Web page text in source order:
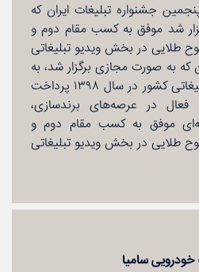
جشنواره تبلیغات ایران كه
۵ مرداد ۱۳۹۹ برگزار شد موفق به كسب مقام دوم و
طلایی در بخش ویدیو تبلیغاتی
كه به صورت مجازی برگزار شد، به
معرفی آثار و آگهی‌های تبلیغاتی كشور در سال ۱۳۹۸ پرداخت
در عرصه‌های برندسازی،
موفق به كسب مقام دوم و
طلایی در بخش ویدیو تبلیغاتی
سامیا